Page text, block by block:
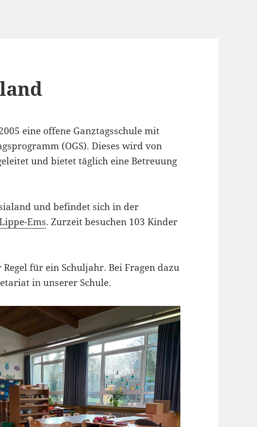
eine offene Ganztagsschule mit
(OGS). Dieses wird von
und bietet täglich eine Betreuung
und befindet sich in der
Ems. Zurzeit besuchen 103 Kinder
für ein Schuljahr. Bei Fragen dazu
in unserer Schule.